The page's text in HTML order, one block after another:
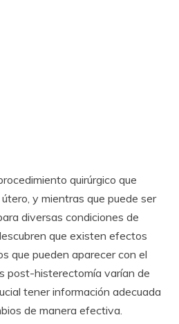
quirúrgico que
y mientras que puede ser
diversas condiciones de
que existen efectos
que pueden aparecer con el
post-histerectomía varían de
tener información adecuada
de manera efectiva.